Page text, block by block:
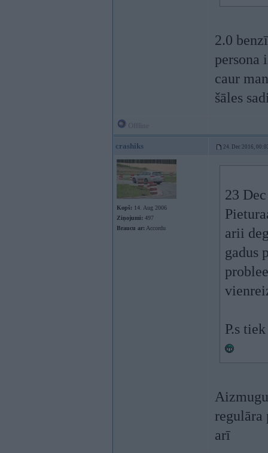
2.0
persona
caur
šāles
crashiks 24. Dec 2016,
Kopš: 14. Aug 2006
Ziņojumi: 497
Braucu ar: Accordu
23
arii
gadus
P.s
regulāra
arī